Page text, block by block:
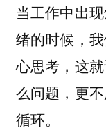
当工作中出
绪的时候，
心思考，这
么问题，更
循环。